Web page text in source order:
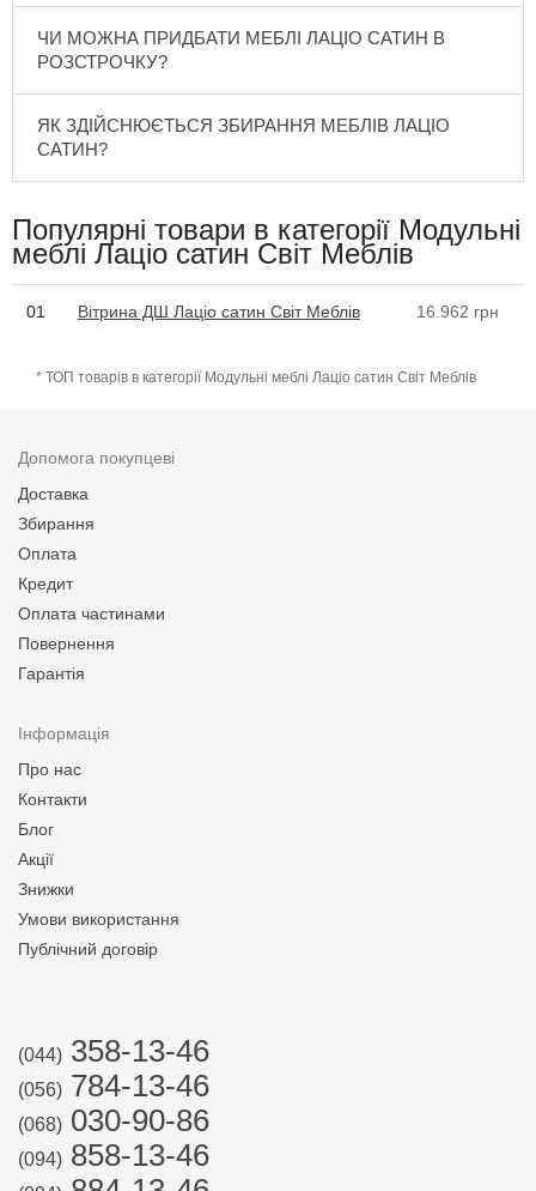
ЧИ МОЖНА ПРИДБАТИ МЕБЛІ ЛАЦІО САТИН В
РОЗСТРОЧКУ?
ЯК ЗДІЙСНЮЄТЬСЯ ЗБИРАННЯ МЕБЛІВ ЛАЦІО
САТИН?
Популярні товари в категорії Модульні
меблі Лаціо сатин Світ Меблів
01 Вітрина ДШ Лаціо сатин Світ Меблів 16.962 грн
* ТОП товарів в категорії Модульні меблі Лаціо сатин Світ Меблів
Допомога покупцеві
Доставка
Збирання
Оплата
Кредит
Оплата частинами
Повернення
Гарантія
Інформація
Про нас
Контакти
Блог
Акції
Знижки
Умови використання
Публічний договір
(044) 358-13-46
(056) 784-13-46
(068) 030-90-86
(094) 858-13-46